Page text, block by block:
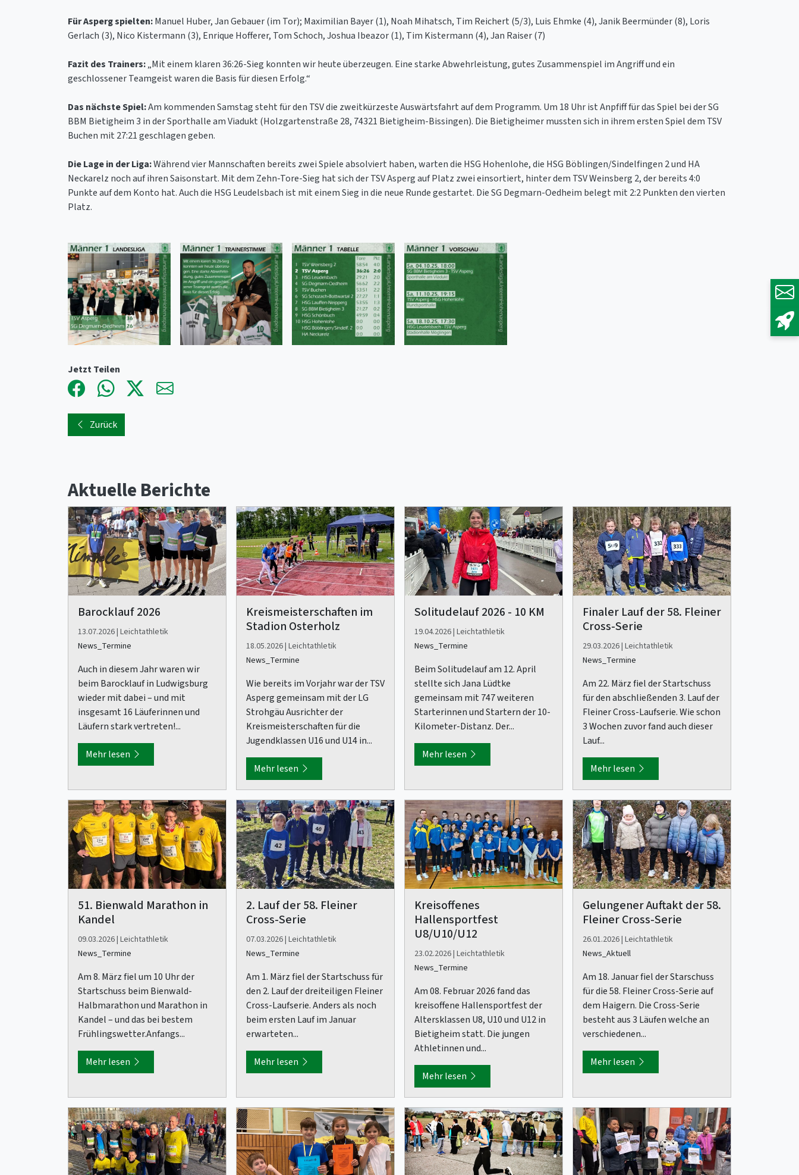
Für Asperg spielten:Manuel Huber, Jan Gebauer (im Tor); Maximilian Bayer (1), Noah Mihatsch, Tim Reichert (5/3), Luis Ehmke (4), Janik Beermünder (8), Loris
Gerlach (3), Nico Kistermann (3), Enrique Hofferer, Tom Schoch, Joshua Ibeazor (1), Tim Kistermann (4), Jan Raiser (7)
Fazit des Trainers:„Mit einem klaren 36:26-Sieg konnten wir heute überzeugen. Eine starke Abwehrleistung, gutes Zusammenspiel im Angriff und ein
geschlossener Teamgeist waren die Basis für diesen Erfolg.“
Das nächste Spiel:Am kommenden Samstag steht für den TSV die zweitkürzeste Auswärtsfahrt auf dem Programm. Um 18 Uhr ist Anpfiff für das Spiel bei der SG
BBM Bietigheim 3 in der Sporthalle am Viadukt (Holzgartenstraße 28, 74321 Bietigheim-Bissingen). Die Bietigheimer mussten sich in ihrem ersten Spiel dem TSV
Buchen mit 27:21 geschlagen geben.
Die Lage in der Liga:Während vier Mannschaften bereits zwei Spiele absolviert haben, warten die HSG Hohenlohe, die HSG Böblingen/Sindelfingen 2 und HA
Neckarelz noch auf ihren Saisonstart. Mit dem Zehn-Tore-Sieg hat sich der TSV Asperg auf Platz zwei einsortiert, hinter dem TSV Weinsberg 2, der bereits 4:0
Punkte auf dem Konto hat. Auch die HSG Leudelsbach ist mit einem Sieg in die neue Runde gestartet. Die SG Degmarn-Oedheim belegt mit 2:2 Punkten den vierten
Platz.
Jetzt Teilen
Zurück
Aktuelle Berichte
Barocklauf 2026
13.07.2026 | Leichtathletik
News_Termine
Auch in diesem Jahr waren wir
beim Barocklauf in Ludwigsburg
wieder mit dabei – und mit
insgesamt 16 Läuferinnen und
Läufern stark vertreten!...
Mehr lesen
Kreismeisterschaften im
Stadion Osterholz
18.05.2026 | Leichtathletik
News_Termine
Wie bereits im Vorjahr war der TSV
Asperg gemeinsam mit der LG
Strohgäu Ausrichter der
Kreismeisterschaften für die
Jugendklassen U16 und U14 in...
Mehr lesen
Solitudelauf 2026 - 10 KM
19.04.2026 | Leichtathletik
News_Termine
Beim Solitudelauf am 12. April
stellte sich Jana Lüdtke
gemeinsam mit 747 weiteren
Starterinnen und Startern der 10-
Kilometer-Distanz. Der...
Mehr lesen
Finaler Lauf der 58. Fleiner
Cross-Serie
29.03.2026 | Leichtathletik
News_Termine
Am 22. März fiel der Startschuss
für den abschließenden 3. Lauf der
Fleiner Cross-Laufserie. Wie schon
3 Wochen zuvor fand auch dieser
Lauf...
Mehr lesen
51. Bienwald Marathon in
Kandel
09.03.2026 | Leichtathletik
News_Termine
Am 8. März fiel um 10 Uhr der
Startschuss beim Bienwald-
Halbmarathon und Marathon in
Kandel – und das bei bestem
Frühlingswetter.Anfangs...
Mehr lesen
2. Lauf der 58. Fleiner
Cross-Serie
07.03.2026 | Leichtathletik
News_Termine
Am 1. März fiel der Startschuss für
den 2. Lauf der dreiteiligen Fleiner
Cross-Laufserie. Anders als noch
beim ersten Lauf im Januar
erwarteten...
Mehr lesen
Kreisoffenes
Hallensportfest
U8/U10/U12
23.02.2026 | Leichtathletik
News_Termine
Am 08. Februar 2026 fand das
kreisoffene Hallensportfest der
Altersklassen U8, U10 und U12 in
Bietigheim statt. Die jungen
Athletinnen und...
Mehr lesen
Gelungener Auftakt der 58.
Fleiner Cross-Serie
26.01.2026 | Leichtathletik
News_Aktuell
Am 18. Januar fiel der Starschuss
für die 58. Fleiner Cross-Serie auf
dem Haigern. Die Cross-Serie
besteht aus 3 Läufen welche an
verschiedenen...
Mehr lesen